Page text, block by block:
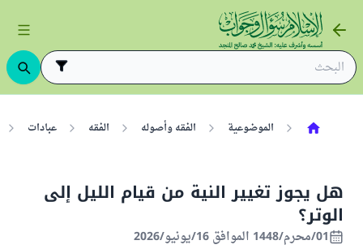
الموضوعية الفقه وأصوله الفقه عبادات
هل يجوز تغيير النية من قيام الليل إلى
الوتر؟
01/محرم/1448 الموافق 16/يونيو/2026